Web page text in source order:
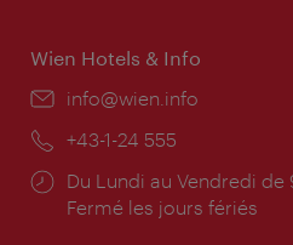
Wien Hotels & Info
E-
info@wien.info
Téléphone:
+43-1-24 555
Horaires
d'ouverture:
Du Lundi au Vendredi de
Fermé les jours fériés